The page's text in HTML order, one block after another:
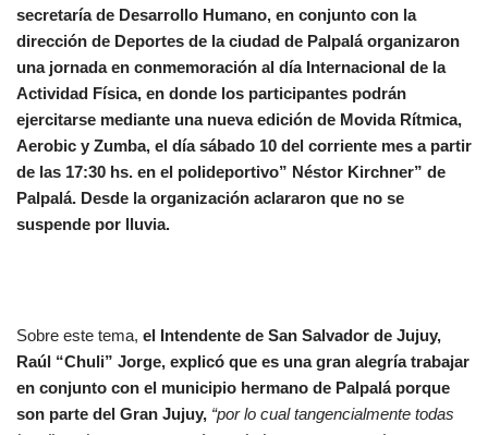
secretaría de Desarrollo Humano, en conjunto con la
dirección de Deportes de la ciudad de Palpalá organizaron
una jornada en conmemoración al día Internacional de la
Actividad Física, en donde los participantes podrán
ejercitarse mediante una nueva edición de Movida Rítmica,
Aerobic y Zumba, el día sábado 10 del corriente mes a partir
de las 17:30 hs. en el polideportivo” Néstor Kirchner” de
Palpalá. Desde la organización aclararon que no se
suspende por lluvia.
Sobre este tema, el Intendente de San Salvador de Jujuy,
Raúl “Chuli” Jorge, explicó que es una gran alegría trabajar
en conjunto con el municipio hermano de Palpalá porque
son parte del Gran Jujuy, “por lo cual tangencialmente todas